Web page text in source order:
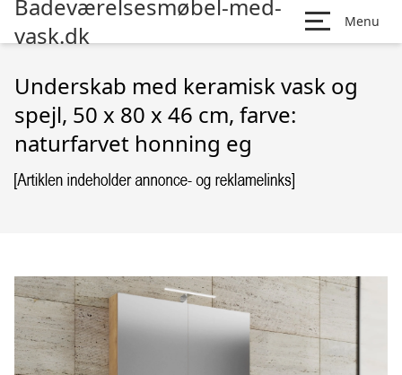
Badeværelsesmøbel-med-
vask.dk
Menu
Underskab med keramisk vask og
spejl, 50 x 80 x 46 cm, farve:
naturfarvet honning eg